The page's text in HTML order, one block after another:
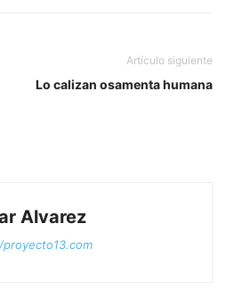
Artículo siguiente
Lo calizan osamenta humana
Alvarez